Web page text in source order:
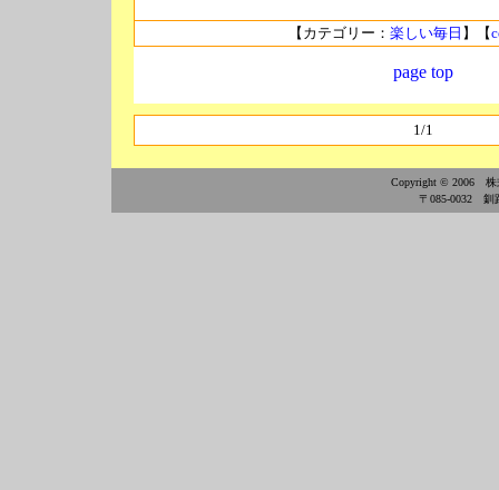
【カテゴリー： 楽しい毎日 】【
page top
1/1
Copyright © 2006 株
〒085-0032 釧